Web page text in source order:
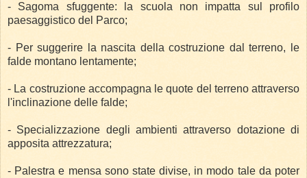
- Sagoma sfuggente: la scuola non impatta sul profilo
paesaggistico del Parco;
- Per suggerire la nascita della costruzione dal terreno, le
falde montano lentamente;
- La costruzione accompagna le quote del terreno attraverso
l'inclinazione delle falde;
- Specializzazione degli ambienti attraverso dotazione di
apposita attrezzatura;
- Palestra e mensa sono state divise, in modo tale da poter